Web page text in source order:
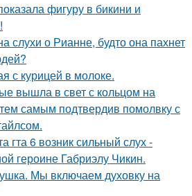
фигуру в бикини и
слухи о Рианне, будто она пахнет
с курицей в молоке.
вышла в свет с кольцом на
самым подтвердив помолвку с
гта 6 возник сильный слух -
героине Габриэлу Чикин.
Мы включаем духовку на